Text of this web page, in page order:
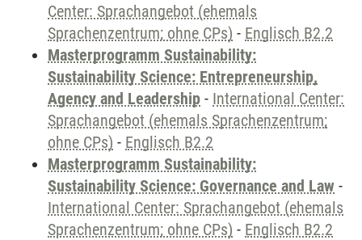
Center: Sprachangebot (ehemals
Sprachenzentrum; ohne CPs) - Englisch B2.2
Masterprogramm Sustainability:
Sustainability Science: Entrepreneurship,
Agency and Leadership - International Center:
Sprachangebot (ehemals Sprachenzentrum;
ohne CPs) - Englisch B2.2
Masterprogramm Sustainability:
Sustainability Science: Governance and Law -
International Center: Sprachangebot (ehemals
Sprachenzentrum; ohne CPs) - Englisch B2.2